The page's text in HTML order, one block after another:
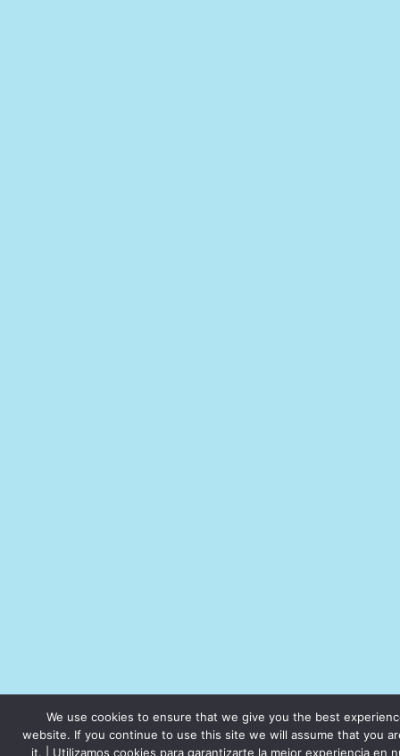
We use cookies to ensure that we give you the best
website. If you continue to use this site we will assume that you
it. | Utilizamos cookies para garantizarte la mejor experiencia en